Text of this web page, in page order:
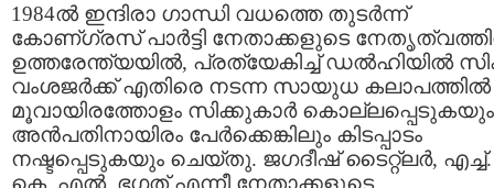
1984ല്‍ ഇന്ദിരാ ഗാന്ധി വധത്തെ തുടര്‍ന്ന്
കോണ്ഗ്രസ് പാര്‍ട്ടി നേതാക്കളുടെ
ഉത്തരേന്ത്യയില്‍, പ്രത്യേകിച്ച് ഡല്‍ഹിയില്‍
വംശജര്‍ക്ക്‌ എതിരെ നടന്ന സായുധ കലാപത്തില്‍
മൂവായിരത്തോളം സിക്കുകാര്‍ കൊല്ലപ്പെടുകയും
അന്‍പതിനായിരം പേര്‍ക്കെങ്കിലും കിടപ്പാടം
നഷ്ടപ്പെടുകയും ചെയ്തു. ജഗദീഷ്‌ ടൈറ്റ്ലര്‍, എച്ച്.
കെ. എല്‍. ഭഗത് എന്നീ നേതാക്കളുടെ